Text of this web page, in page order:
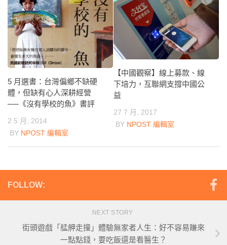
5 月選書：台灣偏鄉不缺硬
體，但缺有心人深耕經營
──《沒有學校的魚》書評
2 5 月, 2014
BY NPOST 編輯室
【中國觀察】線上募款、線
下培力，互聯網支撐中國公
益
27 7 月, 2017
BY NPOST 編輯室
FOLLOW:
NEXT STORY
街頭遊戲「艋舺走撞」體驗無家者人生：好不容易賺來
一點點錢，要吃飯還是看醫生？